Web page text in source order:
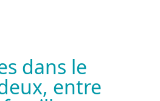
dans le
entre